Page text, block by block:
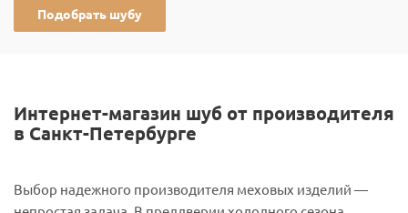
Подобрать шубу
Интернет-магазин шуб от производителя
в Санкт-Петербурге
Выбор надежного производителя меховых изделий —